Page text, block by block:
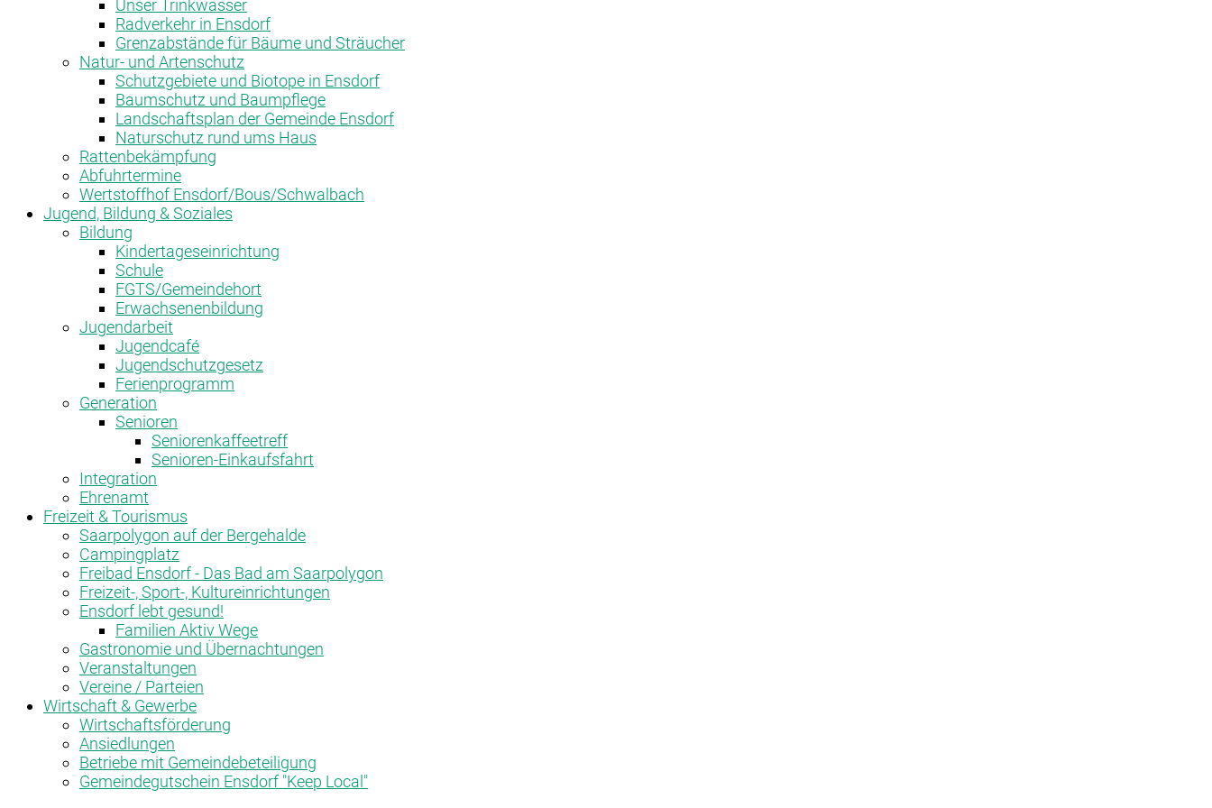
Unser Trinkwasser
Radverkehr in Ensdorf
Grenzabstände für Bäume und Sträucher
Natur- und Artenschutz
Schutzgebiete und Biotope in Ensdorf
Baumschutz und Baumpflege
Landschaftsplan der Gemeinde Ensdorf
Naturschutz rund ums Haus
Rattenbekämpfung
Abfuhrtermine
Wertstoffhof Ensdorf/Bous/Schwalbach
Jugend, Bildung & Soziales
Bildung
Kindertageseinrichtung
Schule
FGTS/Gemeindehort
Erwachsenenbildung
Jugendarbeit
Jugendcafé
Jugendschutzgesetz
Ferienprogramm
Generation
Senioren
Seniorenkaffeetreff
Senioren-Einkaufsfahrt
Integration
Ehrenamt
Freizeit & Tourismus
Saarpolygon auf der Bergehalde
Campingplatz
Freibad Ensdorf - Das Bad am Saarpolygon
Freizeit-, Sport-, Kultureinrichtungen
Ensdorf lebt gesund!
Familien Aktiv Wege
Gastronomie und Übernachtungen
Veranstaltungen
Vereine / Parteien
Wirtschaft & Gewerbe
Wirtschaftsförderung
Ansiedlungen
Betriebe mit Gemeindebeteiligung
Gemeindegutschein Ensdorf "Keep Local"